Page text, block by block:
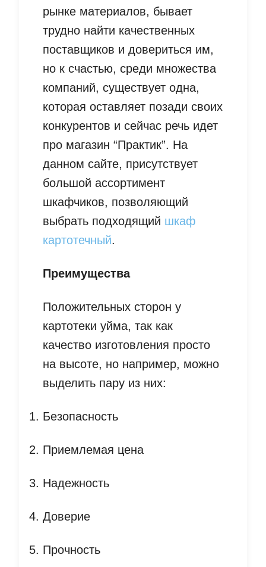
рынке материалов, бывает
трудно найти качественных
поставщиков и довериться им,
но к счастью, среди множества
компаний, существует одна,
которая оставляет позади своих
конкурентов и сейчас речь идет
про магазин “Практик”. На
данном сайте, присутствует
большой ассортимент
шкафчиков, позволяющий
выбрать подходящий шкаф
картотечный.
Преимущества
Положительных сторон у
картотеки уйма, так как
качество изготовления просто
на высоте, но например, можно
выделить пару из них:
Безопасность
Приемлемая цена
Надежность
Доверие
Прочность